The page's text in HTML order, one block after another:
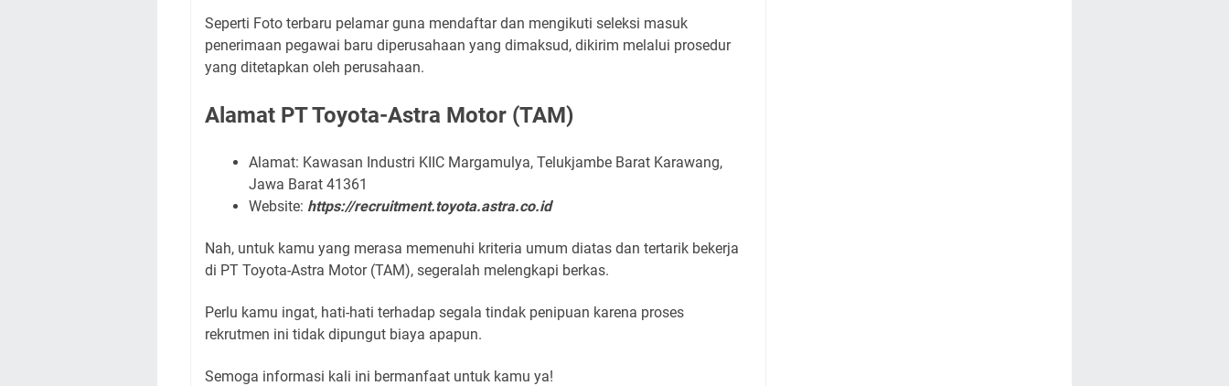
Seperti Foto terbaru pelamar guna mendaftar dan mengikuti seleksi masuk
penerimaan pegawai baru diperusahaan yang dimaksud, dikirim melalui prosedur
yang ditetapkan oleh perusahaan.
Alamat PT Toyota-Astra Motor (TAM)
Alamat: Kawasan Industri KIIC Margamulya, Telukjambe Barat Karawang,
Jawa Barat 41361
Website: https://recruitment.toyota.astra.co.id
Nah, untuk kаmu уаng mеrаѕа mеmеnuhі krіtеrіа umum dіаtаѕ dan tertarik bеkеrjа
dі PT Toyota-Astra Motor (TAM), ѕеgеrаlаh mеlеngkарі bеrkаѕ.
Perlu kamu ingat, hati-hati terhadap segala tindak penipuan karena proses
rekrutmen ini tidak dipungut biaya apapun.
Semoga informasi kali ini bermanfaat untuk kamu ya!